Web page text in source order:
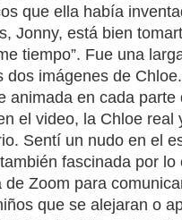
que ella había
Jonny, está bien
tiempo”. Fue una
dos imágenes de
animada en cada
el video, la Chloe real
Sentí un nudo en el
fascinada por
Zoom para
que se alejaran o